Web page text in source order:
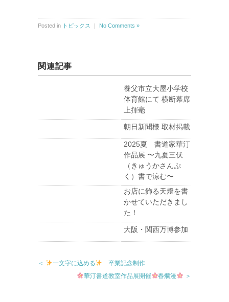
Posted in トピックス ｜ No Comments »
関連記事
養父市立大屋小学校
体育館にて 横断幕席
上揮毫
朝日新聞様 取材掲載
2025夏 書道家華汀
作品展 〜九夏三伏
（きゅうかさんぷ
く）書で涼む〜
お店に飾る天燈を書
かせていただきまし
た！
大阪・関西万博参加
＜ 一文字に込める
卒業記念制作
華汀書道教室作品展開催
春爛漫 ＞